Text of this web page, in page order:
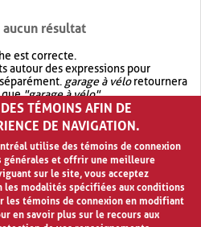
résultat
est correcte.
autour des expressions pour
garage à véloretournera
que"garage à vélo".
recherche avec OR.garage OR vélo
résultat quegarage à vélo
TÉMOINS AFIN DE
DE NAVIGATION.
utilise des témoins de connexion
et offrir une meilleure
sur le site, vous acceptez
modalités spécifiées aux conditions
les témoins de connexion en modifiant
en savoir plus sur le recours aux